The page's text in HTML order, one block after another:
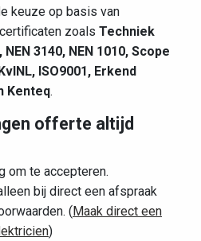
keuze op basis van
zoals Techniek
3140, NEN 1010, Scope
ISO9001, Erkend
Kenteq.
offerte altijd
om te accepteren.
bij direct een afspraak
(Maak direct een
)